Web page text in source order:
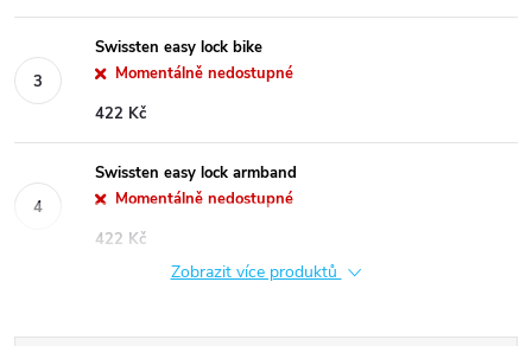
Swissten easy lock bike
Momentálně nedostupné
422 Kč
Swissten easy lock armband
Momentálně nedostupné
422 Kč
Zobrazit více produktů